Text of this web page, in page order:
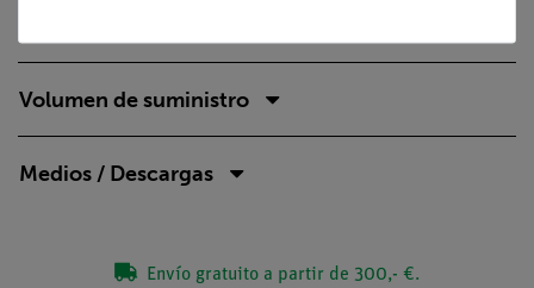
Volumen de suministro
Medios / Descargas
Envío gratuito a partir de 300,- €.